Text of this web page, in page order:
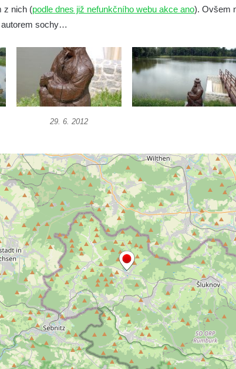
v ZOO Hluboká
v ZOO Hluboká
Hluboká
v ZOO Hluboká
Hluboká
v ZOO Hluboká
v ZOO Hluboká
v ZOO Hluboká
Hluboká
Hluboká
z nich (podle dnes již nefunkčního webu akce ano). Ovšem
autorem sochy…
29. 6. 2012